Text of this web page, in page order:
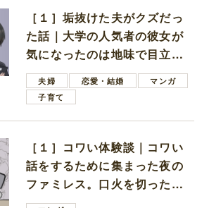
［１］垢抜けた夫がクズだっ
た話｜大学の人気者の彼女が
気になったのは地味で目立た
ない男子学生
夫婦 恋愛・結婚
マンガ
子育て
［１］コワい体験談｜コワい
話をするために集まった夜の
ファミレス。口火を切ったの
は電車好きの男の子ママ